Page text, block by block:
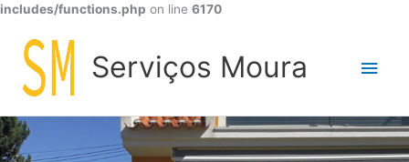
includes/functions.php on line 6170
Serviços Moura